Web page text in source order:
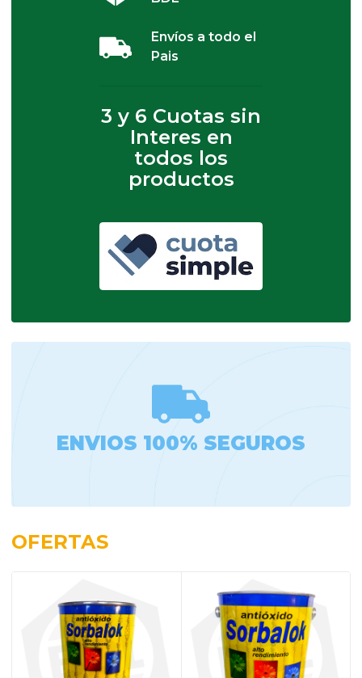
Envíos a todo el
Pais
3 y 6 Cuotas sin
Interes en
todos los
productos
ENVIOS 100% SEGUROS
OFERTAS